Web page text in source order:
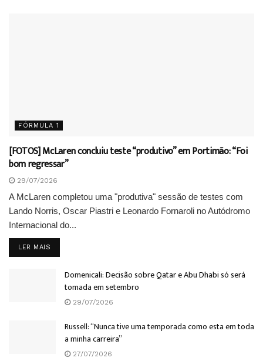
FÓRMULA 1
[FOTOS] McLaren concluiu teste “produtivo” em Portimão: “Foi
bom regressar”
29/07/2026
A McLaren completou uma "produtiva" sessão de testes com
Lando Norris, Oscar Piastri e Leonardo Fornaroli no Autódromo
Internacional do...
LER MAIS
Domenicali: Decisão sobre Qatar e Abu Dhabi só será
tomada em setembro
29/07/2026
Russell: “Nunca tive uma temporada como esta em toda
a minha carreira”
27/07/2026